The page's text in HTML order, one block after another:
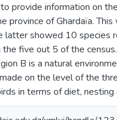
provide information on
province of Ghardaïa.
latter showed 10 species
five out 5 of the
B is a natural
on the level of the
in terms of diet, nesting